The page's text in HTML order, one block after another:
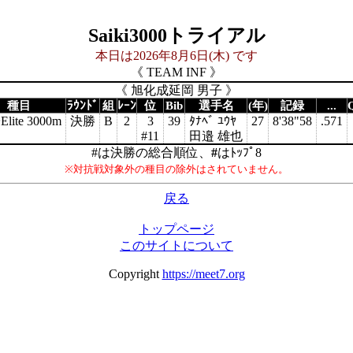
Saiki3000トライアル
本日は2026年8月6日(木) です
《 TEAM INF 》
《 旭化成延岡 男子 》
種目 ﾗｳﾝﾄﾞ 組 ﾚｰﾝ 位 Bib 選手名 (年) 記録 ...
3000m 決勝 B 2
3
#11
39
ﾀﾅﾍﾞ ﾕｳﾔ
田邉 雄也
27 8'38"58 .571
#は決勝の総合順位、 #はﾄｯﾌﾟ8
※対抗戦対象外の種目の除外はされていません。
戻る
トップページ
このサイトについて
Copyright https://meet7.org